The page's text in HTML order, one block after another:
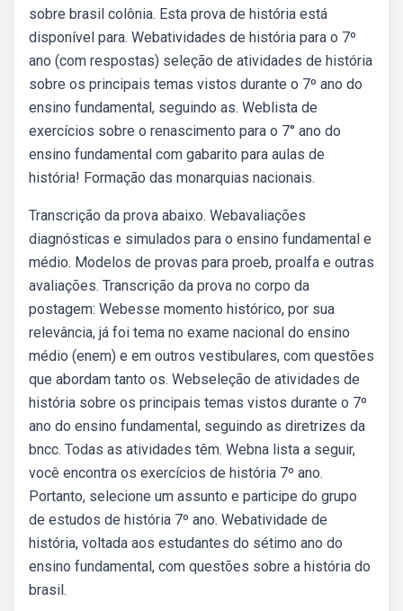
sobre brasil colônia. Esta prova de história está
disponível para. Webatividades de história para o 7º
ano (com respostas) seleção de atividades de história
sobre os principais temas vistos durante o 7º ano do
ensino fundamental, seguindo as. Weblista de
exercícios sobre o renascimento para o 7° ano do
ensino fundamental com gabarito para aulas de
história! Formação das monarquias nacionais.
Transcrição da prova abaixo. Webavaliações
diagnósticas e simulados para o ensino fundamental e
médio. Modelos de provas para proeb, proalfa e outras
avaliações. Transcrição da prova no corpo da
postagem: Webesse momento histórico, por sua
relevância, já foi tema no exame nacional do ensino
médio (enem) e em outros vestibulares, com questões
que abordam tanto os. Webseleção de atividades de
história sobre os principais temas vistos durante o 7º
ano do ensino fundamental, seguindo as diretrizes da
bncc. Todas as atividades têm. Webna lista a seguir,
você encontra os exercícios de história 7º ano.
Portanto, selecione um assunto e participe do grupo
de estudos de história 7º ano. Webatividade de
história, voltada aos estudantes do sétimo ano do
ensino fundamental, com questões sobre a história do
brasil.